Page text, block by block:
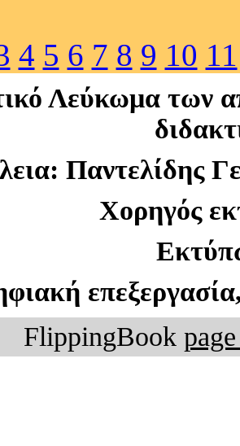
4 5 6 7 8 9 10 11
Λεύκωμα των
Παντελίδης
Χορηγός
FlippingBook